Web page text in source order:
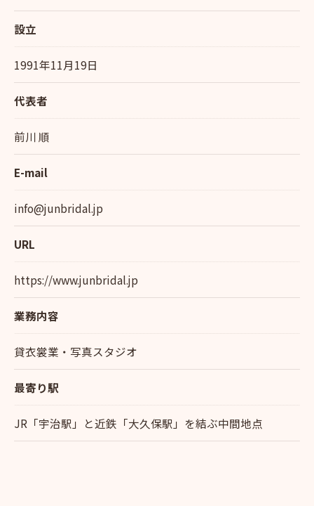
設立
1991年11月19日
代表者
前川 順
E-mail
info@junbridal.jp
URL
https://www.junbridal.jp
業務内容
貸衣裳業・写真スタジオ
最寄り駅
JR「宇治駅」と近鉄「大久保駅」を結ぶ中間地点